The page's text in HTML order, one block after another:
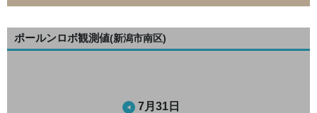
ポールンロボ観測値(新潟市南区)
7月31日